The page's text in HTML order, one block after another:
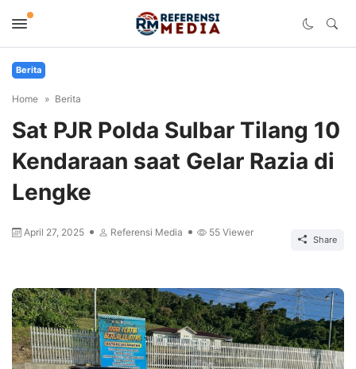
Berita
Home Berita
Sat PJR Polda Sulbar Tilang 10
Kendaraan saat Gelar Razia di
Lengke
April 27, 2025 Referensi Media 55 Viewer
Share